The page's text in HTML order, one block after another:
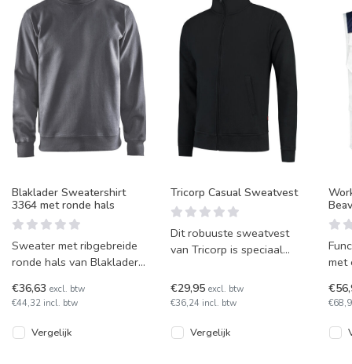
Blaklader Sweatershirt
3364 met ronde hals
Sweater met ribgebreide
ronde hals van Blaklader
€36,63 excl. btw
€44,32 incl. btw
Vergelijk
Tricorp Casual Sweatvest
Dit robuuste sweatvest
van Tricorp is speciaal
professionals die hoge
eisen stellen a
€29,95 excl. btw
€36,24 incl. btw
Vergelijk
met